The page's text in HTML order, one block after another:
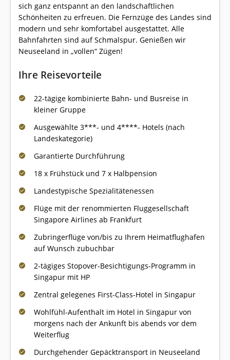
sich ganz entspannt an den landschaftlichen
Schönheiten zu erfreuen. Die Fernzüge des Landes sind
modern und sehr komfortabel ausgestattet. Alle
Bahnfahrten sind auf Schmalspur. Genießen wir
Neuseeland in „vollen“ Zügen!
Ihre Reisevorteile
22-tägige kombinierte Bahn- und Busreise in
kleiner Gruppe
Ausgewählte 3***- und 4****- Hotels (nach
Landeskategorie)
Garantierte Durchführung
18 x Frühstück und 7 x Halbpension
Landestypische Spezialitätenessen
Flüge mit der renommierten Fluggesellschaft
Singapore Airlines ab Frankfurt
Zubringerflüge von/bis zu Ihrem Heimatflughafen
auf Wunsch zubuchbar
2-tägiges Stopover-Besichtigungs-Programm in
Singapur mit HP
Zentral gelegenes First-Class-Hotel in Singapur
Wohlfühl-Aufenthalt im Hotel in Singapur von
morgens nach der Ankunft bis abends vor dem
Weiterflug
Durchgehender Gepäcktransport in Neuseeland